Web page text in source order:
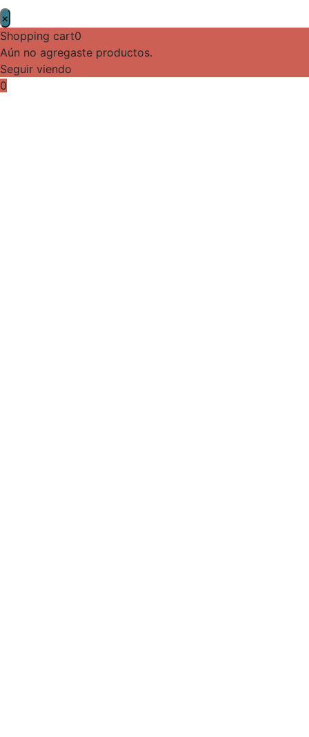
×
Shopping cart0
Aún no agregaste productos.
Seguir viendo
0